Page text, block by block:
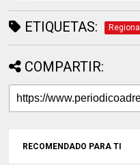
ETIQUETAS: Regional
COMPARTIR:
RECOMENDADO PARA TI